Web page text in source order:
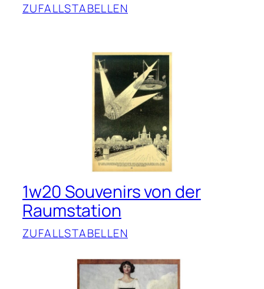
ZUFALLSTABELLEN
1w20 Souvenirs von der
Raumstation
ZUFALLSTABELLEN